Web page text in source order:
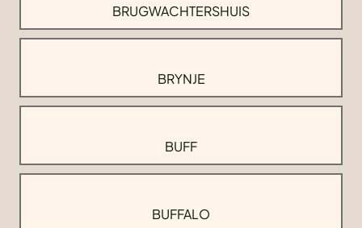
BRUGWACHTERSHUIS
BRYNJE
BUFF
BUFFALO